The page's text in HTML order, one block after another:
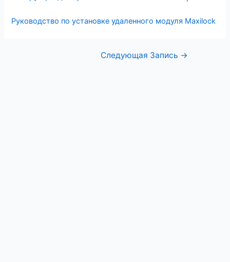
Руководство по установке удаленного модуля Maxilock
Следующая Запись →